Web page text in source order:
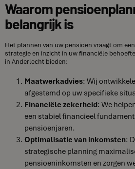
Waarom
belangrijk is
Het plannen van uw pensioen vraagt om
strategie en inzicht in uw financiële
in Anderlecht bieden:
Maatwerkadvies: Wij
afgestemd op uw specifieke
Financiële zekerheid: We
een stabiel financieel
pensioenjaren.
Optimalisatie van inkomsten:
strategische planning
pensioeninkomsten en zorgen